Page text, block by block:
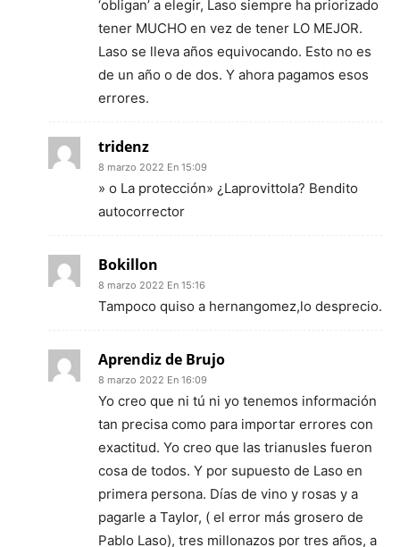
‘obligan’ a elegir, Laso siempre ha priorizado
tener MUCHO en vez de tener LO MEJOR.
Laso se lleva años equivocando. Esto no es
de un año o de dos. Y ahora pagamos esos
errores.
tridenz
8 marzo 2022 En 15:09
» o La protección» ¿Laprovittola? Bendito
autocorrector
Bokillon
8 marzo 2022 En 15:16
Tampoco quiso a hernangomez,lo desprecio.
Aprendiz de Brujo
8 marzo 2022 En 16:09
Yo creo que ni tú ni yo tenemos información
tan precisa como para importar errores con
exactitud. Yo creo que las trianusles fueron
cosa de todos. Y por supuesto de Laso en
primera persona. Días de vino y rosas y a
pagarle a Taylor, ( el error más grosero de
Pablo Laso), tres millonazos por tres años, a